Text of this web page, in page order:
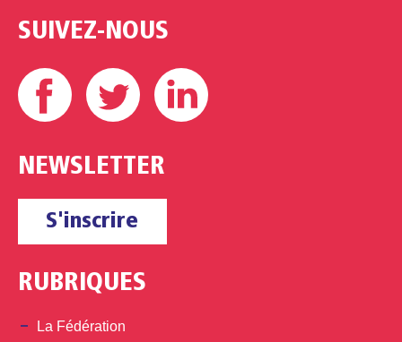
SUIVEZ-NOUS
Facebook Twitter
NEWSLETTER
S'inscrire
RUBRIQUES
La Fédération